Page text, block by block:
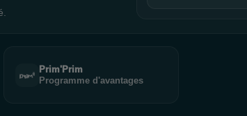
Prim'Prim
Programme d'avantages